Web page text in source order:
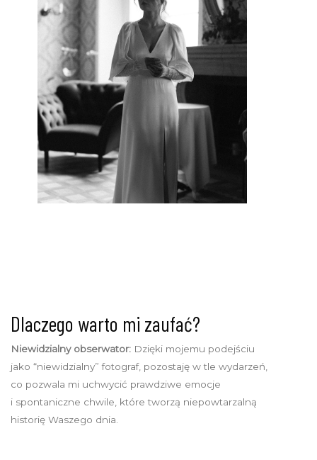
Dlaczego warto mi zaufać?
Niewidzialny obserwator: Dzięki mojemu podejściu
jako “niewidzialny” fotograf, pozostaję w tle wydarzeń,
co pozwala mi uchwycić prawdziwe emocje
i spontaniczne chwile, które tworzą niepowtarzalną
historię Waszego dnia.